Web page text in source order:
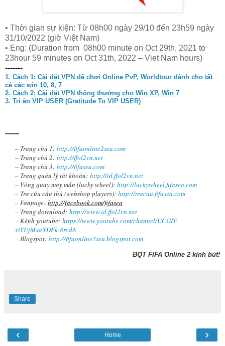
• Thời gian sự kiện: Từ 08h00 ngày 29/10 đến 23h59 ngày
31/10/2022 (giờ Việt Nam)
• Eng: (Duration from 08h00 minute on Oct 29th, 2021 to
23hour 59 minutes on Oct 31th, 2022 – Viet Nam hours)
-------
1. Cách 1: Cài đặt VPN để chơi Online PvP, Worldtour dành cho tất
cả các win 10, 8, 7
2. Cách 2: Cài đặt VPN thông thường cho Win XP, Win 7
3. Tri ân VIP USER (Gratitude To VIP USER)
-------
– Trang chủ 1: http://fifaonline2sea.com
– Trang chủ 2: http://ffol2vn.net
– Trang chủ 3: http://fifasea.com
– Trang quản lý tài khoản: http://id.ffol2vn.net
– Vòng quay may mắn (lucky wheel): http://luckywheel.fifasea.com
– Tra cứu cầu thủ (webshop players): http://tracuu.fifasea.com
– Fanpage: http://facebook.com/fifasea
– Trang download: http://www.id.ffol2vn.net
– Kênh youtube: https://www.youtube.com/channel/UCGIT-
xiYUjMxaXDFk-8rvdA
– Blogspot: http://fifaonline2sea.blogspot.com
BQT FIFA Online 2 kính bút!
Share
‹ ›
Home